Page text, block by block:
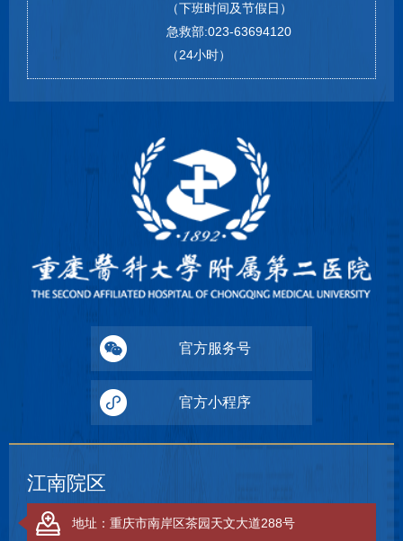
（下班时间及节假日）
急救部:023-63694120
（24小时）
官方服务号
官方小程序
江南院区
地址：重庆市南岸区茶园天文大道288号